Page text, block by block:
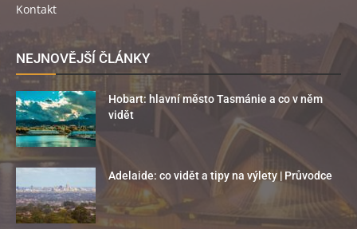
Kontakt
NEJNOVĚJŠÍ ČLÁNKY
Hobart: hlavní město Tasmánie a co v něm
vidět
Adelaide: co vidět a tipy na výlety | Průvodce